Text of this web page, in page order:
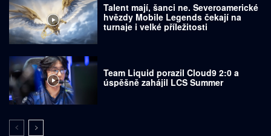
Talent mají, šanci ne. Severoamerické
hvězdy Mobile Legends čekají na
turnaje i velké příležitosti
Team Liquid porazil Cloud9 2:0 a
úspěšně zahájil LCS Summer